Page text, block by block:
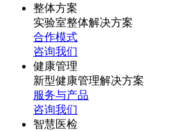
整体方案
实验室整体解决方案
合作模式
咨询我们
健康管理
新型健康管理解决方案
服务与产品
咨询我们
智慧医检